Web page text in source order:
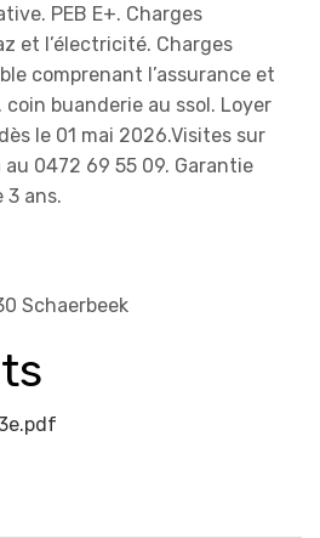
PEB E+. Charges
et l’électricité. Charges
comprenant l’assurance et
buanderie au ssol. Loyer
le 01 mai 2026.Visites sur
0472 69 55 09. Garantie
3 ans.
Schaerbeek